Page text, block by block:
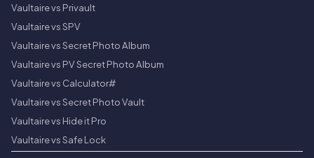
Vaultaire vs Privault
Vaultaire vs SPV
Vaultaire vs Secret Photo Album
Vaultaire vs PV Secret Photo Album
Vaultaire vs Calculator#
Vaultaire vs Secret Photo Vault
Vaultaire vs Hide it Pro
Vaultaire vs Safe Lock